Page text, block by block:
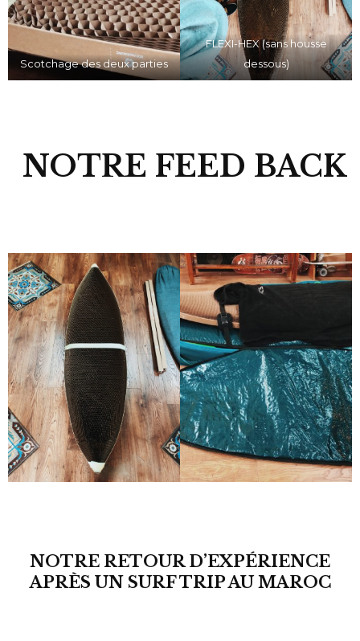
Scotchage des deux parties
FLEXI-HEX (sans housse
dessous)
NOTRE FEED BACK
NOTRE RETOUR D’EXPÉRIENCE
APRÈS UN SURF TRIP AU MAROC